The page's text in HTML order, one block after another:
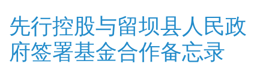
先行控股与留坝县人民政
府签署基金合作备忘录